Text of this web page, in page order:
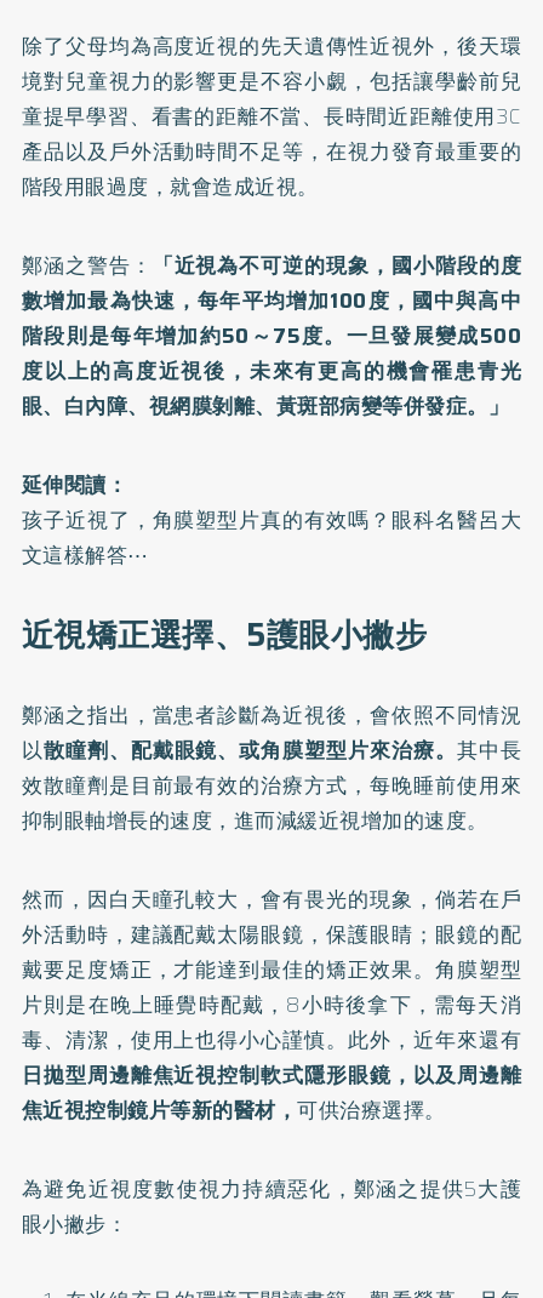
除了父母均為高度近視的先天遺傳性近視外，後天環
境對兒童視力的影響更是不容小覷，包括讓學齡前兒
童提早學習、看書的距離不當、長時間近距離使用3C
產品以及戶外活動時間不足等，在視力發育最重要的
階段用眼過度，就會造成近視。
鄭涵之警告：
「近視為不可逆的現象，國小階段的度
數增加最為快速，每年平均增加100度，國中與高中
階段則是每年增加約50～75度。一旦發展變成500
度以上的高度近視後，未來有更高的機會罹患青光
眼、白內障、視網膜剝離、黃斑部病變等併發症。」
延伸閱讀：
孩子近視了，角膜塑型片真的有效嗎？眼科名醫呂大
文這樣解答⋯
近視矯正選擇、5護眼小撇步
鄭涵之指出，當患者診斷為近視後，會依照不同情況
以散瞳劑、配戴眼鏡、或角膜塑型片來治療。 其中長
效散瞳劑是目前最有效的治療方式，每晚睡前使用來
抑制眼軸增長的速度，進而減緩近視增加的速度。
然而，因白天瞳孔較大，會有畏光的現象，倘若在戶
外活動時，建議配戴太陽眼鏡，保護眼睛；眼鏡的配
戴要足度矯正，才能達到最佳的矯正效果。角膜塑型
片則是在晚上睡覺時配戴，8小時後拿下，需每天消
毒、清潔，使用上也得小心謹慎。此外，近年來還有
日拋型周邊離焦近視控制軟式隱形眼鏡，以及周邊離
焦近視控制鏡片等新的醫材，可供治療選擇。
為避免近視度數使視力持續惡化，鄭涵之提供5大護
眼小撇步：